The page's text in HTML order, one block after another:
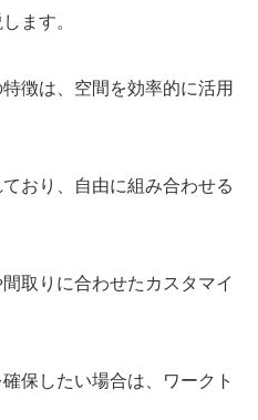
ます。
徴は、空間を効率的に活用
おり、自由に組み合わせる
取りに合わせたカスタマイ
保したい場合は、ワークト